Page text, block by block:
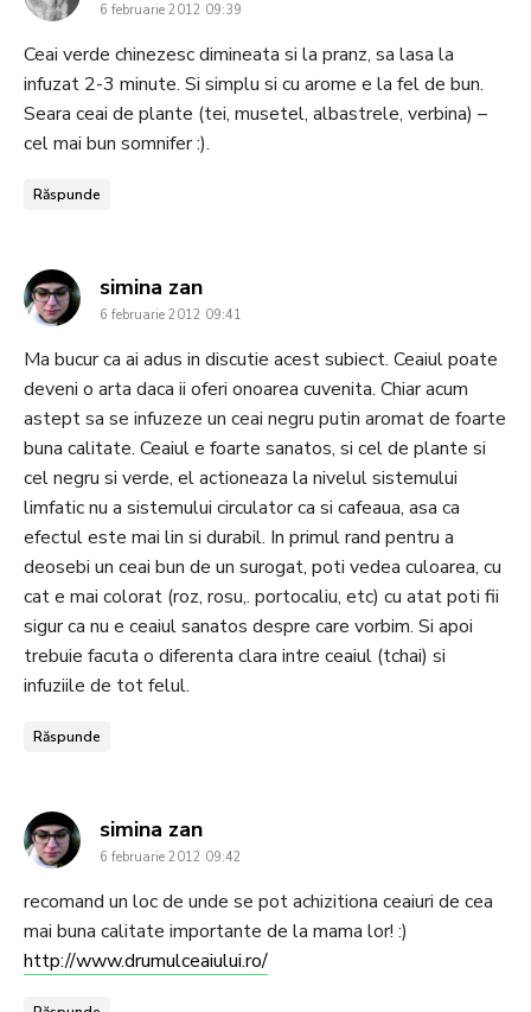
6 februarie 2012 09:39
Ceai verde chinezesc dimineata si la pranz, sa lasa la
infuzat 2-3 minute. Si simplu si cu arome e la fel de bun.
Seara ceai de plante (tei, musetel, albastrele, verbina) –
cel mai bun somnifer :).
Răspunde
simina zansays:
6 februarie 2012 09:41
Ma bucur ca ai adus in discutie acest subiect. Ceaiul poate
deveni o arta daca ii oferi onoarea cuvenita. Chiar acum
astept sa se infuzeze un ceai negru putin aromat de foarte
buna calitate. Ceaiul e foarte sanatos, si cel de plante si
cel negru si verde, el actioneaza la nivelul sistemului
limfatic nu a sistemului circulator ca si cafeaua, asa ca
efectul este mai lin si durabil. In primul rand pentru a
deosebi un ceai bun de un surogat, poti vedea culoarea, cu
cat e mai colorat (roz, rosu,. portocaliu, etc) cu atat poti fii
sigur ca nu e ceaiul sanatos despre care vorbim. Si apoi
trebuie facuta o diferenta clara intre ceaiul (tchai) si
infuziile de tot felul.
Răspunde
simina zansays:
6 februarie 2012 09:42
recomand un loc de unde se pot achizitiona ceaiuri de cea
mai buna calitate importante de la mama lor! :)
http://www.drumulceaiului.ro/